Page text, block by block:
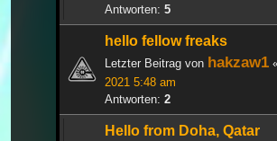
Antworten: 5
hello fellow freaks
Letzter Beitrag von hakzaw1
2021 5:48 am
Antworten: 2
Hello from Doha, Qatar